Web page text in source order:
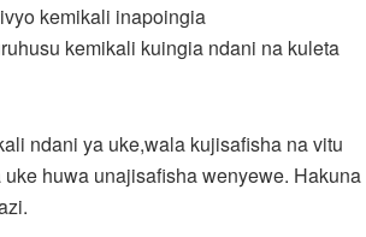
kemikali inapoingia
kemikali kuingia ndani na kuleta
ndani ya uke,wala kujisafisha na vitu
huwa unajisafisha wenyewe. Hakuna